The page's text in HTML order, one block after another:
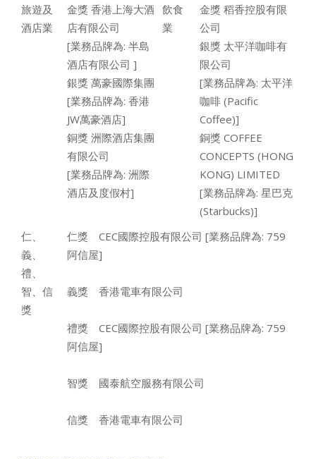
旅遊及
酒店業
金獎 香港上海大酒
店有限公司
[業務品牌為: 半島
酒店有限公司 ]
銀獎 萬豪國際集團
[業務品牌為: 香港
JW萬豪酒店]
銅獎 洲際酒店集團
有限公司
[業務品牌為: 洲際
酒店及度假村]
飲食
業
金獎 稻香控股有限
公司
銀獎 太平洋咖啡有
限公司
[業務品牌為: 太平洋
咖啡 (Pacific
Coffee)]
銅獎 COFFEE
CONCEPTS (HONG
KONG) LIMITED
[業務品牌為: 星巴克
(Starbucks)]
仁、
義、
禮、
智、信
獎
仁獎 CEC國際控股有限公司 [業務品牌為: 759
阿信屋]
義獎 香港電車有限公司
禮獎 CEC國際控股有限公司 [業務品牌為: 759
阿信屋]
智獎 國泰航空服務有限公司
信獎 香港電車有限公司